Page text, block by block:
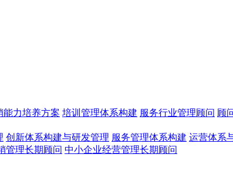
能力培养方案 培训管理体系构建 服务行业管理顾问 顾
创新体系构建与研发管理 服务管理体系构建 运营体系
管理长期顾问 中小企业经营管理长期顾问